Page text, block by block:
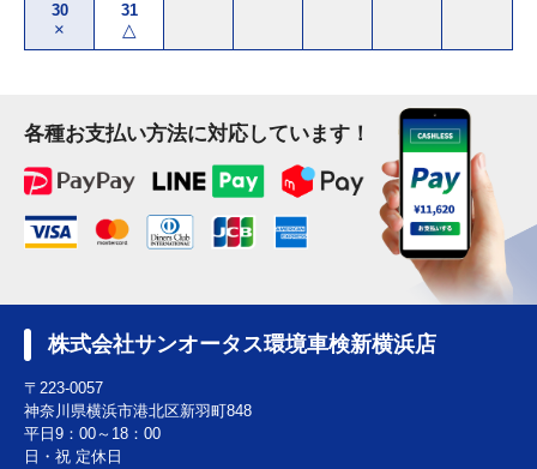
30
×
31
△
各種お支払い方法に対応しています！
株式会社サンオータス環境車検新横浜店
〒223-0057
神奈川県横浜市港北区新羽町848
平日9：00～18：00
日・祝 定休日